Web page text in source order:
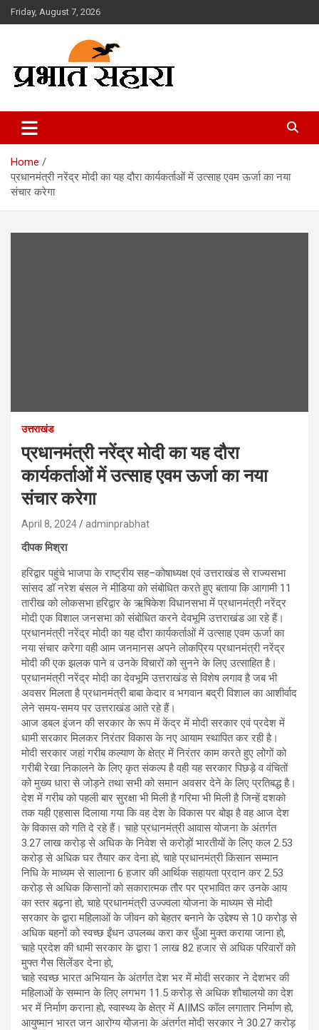
Skip
to
Friday, August 7, 2026
Prabhat Sahara
Home
प्रधानमंत्री नरेंद्र मोदी का यह दौरा कार्यकर्ताओं में उत्साह एवम ऊर्जा का नया
संचार करेगा
उत्तराखंड
प्रधानमंत्री नरेंद्र मोदी का यह दौरा
कार्यकर्ताओं में उत्साह एवम ऊर्जा का नया
संचार करेगा
April 8, 2024 adminprabhat
दीपक मिश्रा
हरिद्वार पहुंचे भाजपा के राष्ट्रीय सह–कोषाध्यक्ष एवं उत्तराखंड से राज्यसभा
सांसद डॉ नरेश बंसल ने मीडिया को संबोधित करते हुए बताया कि आगामी 11
तारीख को लोकसभा हरिद्वार के ऋषिकेश विधानसभा में प्रधानमंत्री नरेंद्र
मोदी एक विशाल जनसभा को संबोधित करने देवभूमि उत्तराखंड आ रहे हैं।
प्रधानमंत्री नरेंद्र मोदी का यह दौरा कार्यकर्ताओं में उत्साह एवम ऊर्जा का
नया संचार करेगा वही आम जनमानस अपने लोकप्रिय प्रधानमंत्री नरेंद्र
मोदी की एक झलक पाने व उनके विचारों को सुनने के लिए उत्साहित है।
प्रधानमंत्री नरेंद्र मोदी का देवभूमि उत्तराखंड से विशेष लगाव है जब भी
अवसर मिलता है प्रधानमंत्री बाबा केदार व भगवान बद्री विशाल का आशीर्वाद
लेने समय-समय पर उत्तराखंड आते रहे हैं।
आज डबल इंजन की सरकार के रूप में केंद्र में मोदी सरकार एवं प्रदेश में
धामी सरकार मिलकर निरंतर विकास के नए आयाम स्थापित कर रही है।
मोदी सरकार जहां गरीब कल्याण के क्षेत्र में निरंतर काम करते हुए लोगों को
गरीबी रेखा निकालने के लिए कृत संकल्प है वही यह सरकार पिछड़े व वंचितों
को मुख्य धारा से जोड़ने तथा सभी को समान अवसर देने के लिए प्रतिबद्ध है।
देश में गरीब को पहली बार सुरक्षा भी मिली है गरिमा भी मिली है जिन्हें दशको
तक यही एहसास दिलाया गया कि वह देश के विकास पर बोझ है वह आज देश
के विकास को गति दे रहे हैं। चाहे प्रधानमंत्री आवास योजना के अंतर्गत
3.27 लाख करोड़ से अधिक के निवेश से करोड़ों भारतीयों के लिए कल 2.53
करोड़ से अधिक घर तैयार कर देना हो, चाहे प्रधानमंत्री किसान सम्मान
निधि के माध्यम से सालाना 6 हजार की आर्थिक सहायता प्रदान कर 2.53
करोड़ से अधिक किसानों को सकारात्मक तौर पर प्रभावित कर उनके आय
का स्तर बढ़ना हो, चाहे प्रधानमंत्री उज्ज्वला योजना के माध्यम से मोदी
सरकार के द्वारा महिलाओं के जीवन को बेहतर बनाने के उद्देश्य से 10 करोड़ से
अधिक बहनों को स्वच्छ ईंधन उपलब्ध करा कर धुँआ मुक्त कराया जाना हो,
चाहे प्रदेश की धामी सरकार के द्वारा 1 लाख 82 हजार से अधिक परिवारों को
मुफ्त गैस सिलेंडर देना हो,
चाहे स्वच्छ भारत अभियान के अंतर्गत देश भर में मोदी सरकार ने देशभर की
महिलाओं के सम्मान के लिए लगभग 11.5 करोड़ से अधिक शौचालयो का देश
भर में निर्माण कराना हो, स्वास्थ्य के क्षेत्र में AIIMS कॉल लगातार निर्माण हो,
आयुष्मान भारत जन आरोग्य योजना के अंतर्गत मोदी सरकार ने 30.27 करोड़